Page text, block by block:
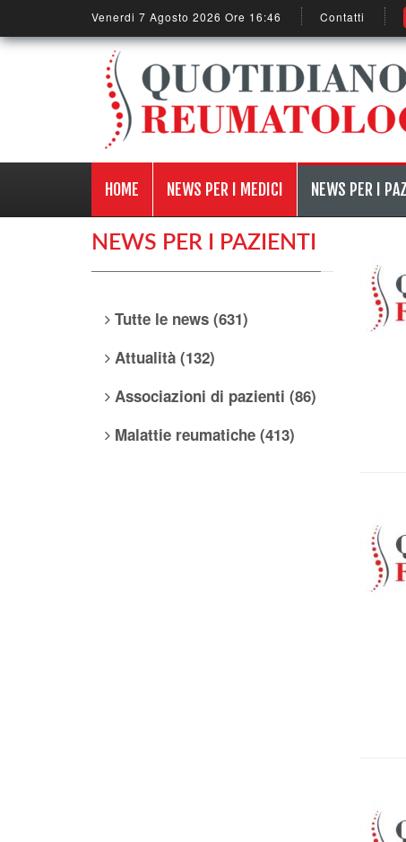
Venerdi 7 Agosto 2026 Ore 16:46 Contatti
HOME NEWS PER I MEDICI NEWS PER I
NEWS PER I PAZIENTI
Tutte le news (631)
Attualità (132)
Associazioni di pazienti (86)
Malattie reumatiche (413)